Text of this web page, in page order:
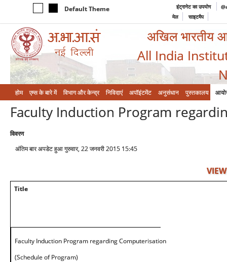
Default Theme इंट्रानेट का उपयोग
मेल
साइटमैप
अखिल भारतीय
All India
होम एम्‍स के बारे में विभाग और केन्‍द्र निविदाएं अपॉइंटमेंट अनुसंधान पुस्तकालय
Faculty Induction Program
विवरण
अंतिम बार अपडेट हुआ गुरुवार, 22 जनवरी 2015 15:45
Title
Faculty Induction Program regarding Computerisation
(Schedule of Program)